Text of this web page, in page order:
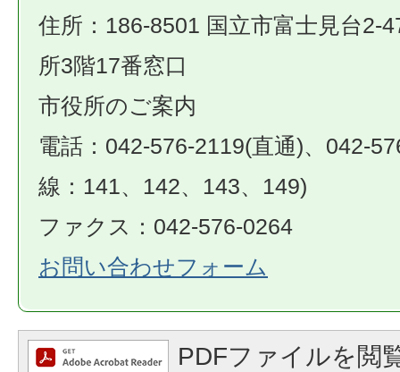
住所：186-8501 国立市富士見台2-
所3階17番窓口
市役所のご案内
電話：042-576-2119(直通)、042-
線：141、142、143、149)
ファクス：042-576-0264
お問い合わせフォーム
PDFファイルを閲